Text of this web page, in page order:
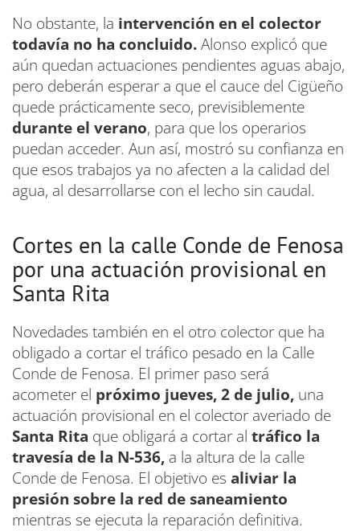
No obstante, la intervención en el colector
todavía no ha concluido.Alonso explicó que
aún quedan actuaciones pendientes aguas abajo,
pero deberán esperar a que el cauce del Cigüeño
quede prácticamente seco, previsiblemente
durante el verano, para que los operarios
puedan acceder. Aun así, mostró su confianza en
que esos trabajos ya no afecten a la calidad del
agua, al desarrollarse con el lecho sin caudal.
Cortes en la calle Conde de Fenosa
por una actuación provisional en
Santa Rita
Novedades también en el otro colector que ha
obligado a cortar el tráfico pesado en la Calle
Conde de Fenosa. El primer paso será
acometer el próximo jueves, 2 de julio, una
actuación provisional en el colector averiado de
Santa Rita que obligará a cortar al tráfico la
travesía de la N-536, a la altura de la calle
Conde de Fenosa. El objetivo es aliviar la
presión sobre la red de saneamiento
mientras se ejecuta la reparación definitiva.